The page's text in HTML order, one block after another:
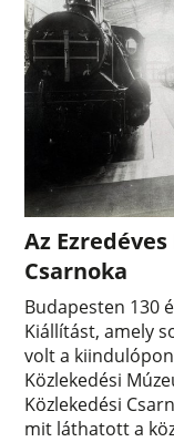
Az
Csarnoka
Budapesten 130
Kiállítást, amely
volt a
Közlekedési
Közlekedési
mit láthatott a